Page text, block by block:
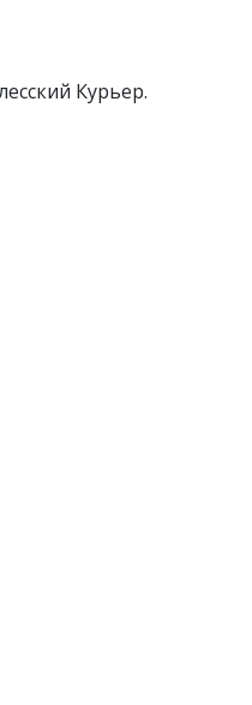
Курьер.